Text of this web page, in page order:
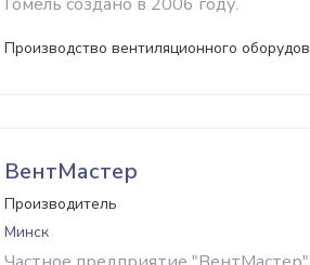
Производство вентиляционного
ВентМастер
Производитель
Минск